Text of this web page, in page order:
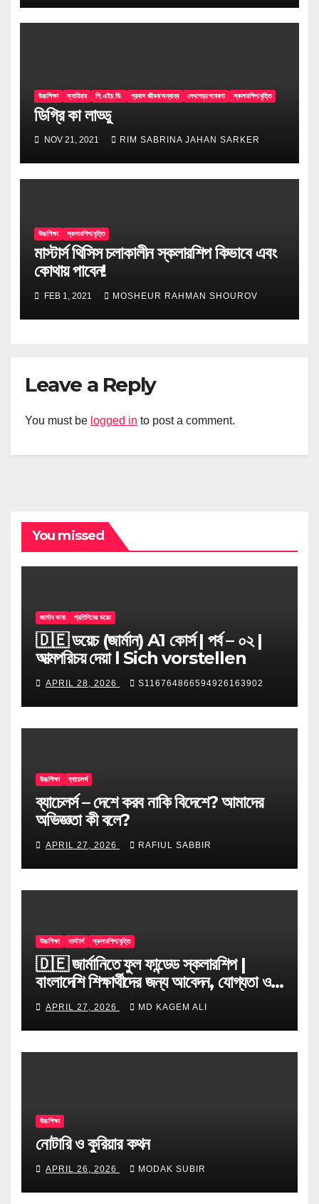
উচ্চশিক্ষা ক্যারিয়ার পি.এইচ.ডি. প্রবাস জীবন/অন্যান্য লেখাপড়া/গবেষণা স্কলারশিপ/বৃত্তি
ডিগ্রি কা লাড্ডু
NOV 21, 2021 RIM SABRINA JAHAN SARKER
উচ্চশিক্ষা স্কলারশিপ/বৃত্তি
মাস্টার্স থিসিস চলাকালীন স্কলারশিপ কিভাবে এবং
কোথায় পাবেন!
FEB 1, 2021 MOSHEUR RAHMAN SHOUROV
Leave a Reply
You must be logged in to post a comment.
You missed
জার্মান ভাষা প্রতিদিনের ডয়েচ
🇩🇪 ডয়েচ (জার্মান) A1 কোর্স | পর্ব – ০২ |
আত্মপরিচয় দেয়া l Sich vorstellen
APRIL 28, 2026 S116764866594926163902
উচ্চশিক্ষা ব্যাচেলর্স
ব্যাচেলর্স – দেশে করব নাকি বিদেশে? আমাদের
অভিজ্ঞতা কী বলে?
APRIL 27, 2026 RAFIUL SABBIR
উচ্চশিক্ষা মাস্টার্স স্কলারশিপ/বৃত্তি
🇩🇪 জার্মানিতে ফুল ফান্ডেড স্কলারশিপ |
বাংলাদেশি শিক্ষার্থীদের জন্য আবেদন, যোগ্যতা ও
টিপস
APRIL 27, 2026 MD KAGEM ALI
উচ্চশিক্ষা
নোটারি ও কুরিয়ার কথন
APRIL 26, 2026 MODAK SUBIR